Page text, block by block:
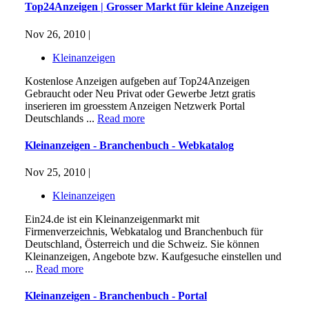
Top24Anzeigen | Grosser Markt für kleine Anzeigen
Nov 26, 2010 |
Kleinanzeigen
Kostenlose Anzeigen aufgeben auf Top24Anzeigen
Gebraucht oder Neu Privat oder Gewerbe Jetzt gratis
inserieren im groesstem Anzeigen Netzwerk Portal
Deutschlands ... Read more
Kleinanzeigen - Branchenbuch - Webkatalog
Nov 25, 2010 |
Kleinanzeigen
Ein24.de ist ein Kleinanzeigenmarkt mit
Firmenverzeichnis, Webkatalog und Branchenbuch für
Deutschland, Österreich und die Schweiz. Sie können
Kleinanzeigen, Angebote bzw. Kaufgesuche einstellen und
... Read more
Kleinanzeigen - Branchenbuch - Portal